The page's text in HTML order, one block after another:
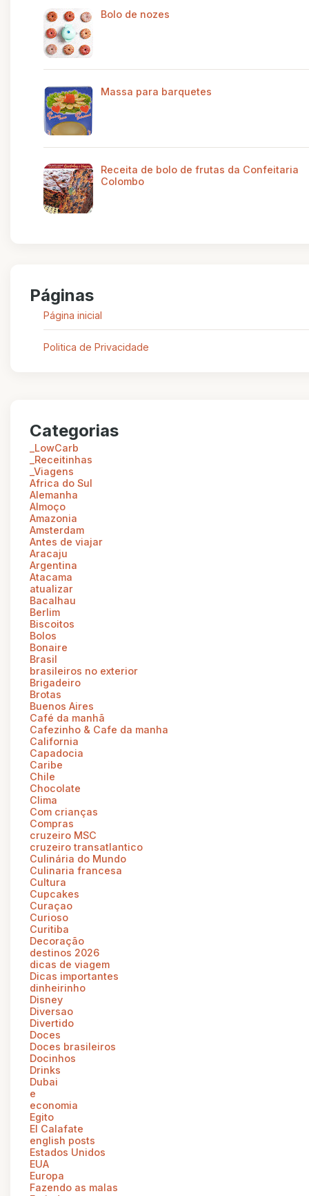
Bolo de nozes
Massa para barquetes
Receita de bolo de frutas da Confeitaria
Colombo
Páginas
Página inicial
Politica de Privacidade
Categorias
_LowCarb
_Receitinhas
_Viagens
Africa do Sul
Alemanha
Almoço
Amazonia
Amsterdam
Antes de viajar
Aracaju
Argentina
Atacama
atualizar
Bacalhau
Berlim
Biscoitos
Bolos
Bonaire
Brasil
brasileiros no exterior
Brigadeiro
Brotas
Buenos Aires
Café da manhã
Cafezinho & Cafe da manha
California
Capadocia
Caribe
Chile
Chocolate
Clima
Com crianças
Compras
cruzeiro MSC
cruzeiro transatlantico
Culinária do Mundo
Culinaria francesa
Cultura
Cupcakes
Curaçao
Curioso
Curitiba
Decoração
destinos 2026
dicas de viagem
Dicas importantes
dinheirinho
Disney
Diversao
Divertido
Doces
Doces brasileiros
Docinhos
Drinks
Dubai
e
economia
Egito
El Calafate
english posts
Estados Unidos
EUA
Europa
Fazendo as malas